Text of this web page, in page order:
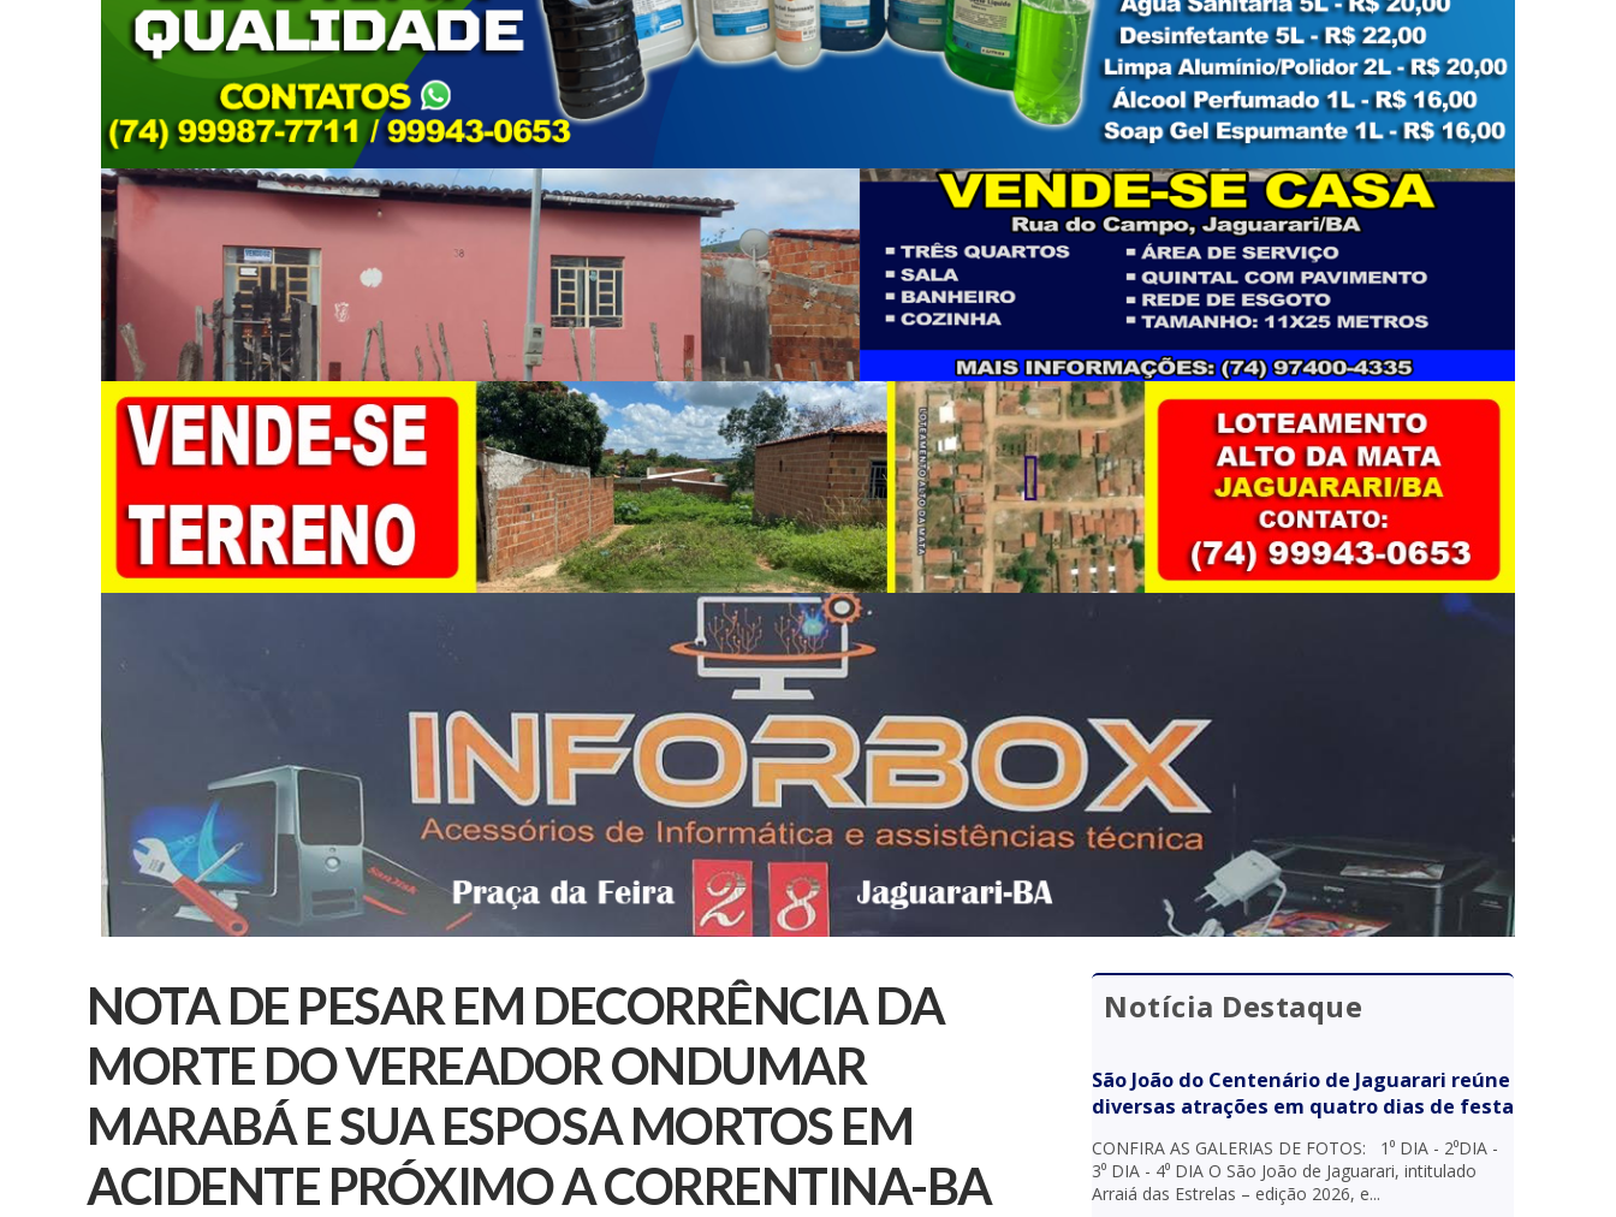
NOTA DE PESAR EM DECORRÊNCIA DA
MORTE DO VEREADOR ONDUMAR
MARABÁ E SUA ESPOSA MORTOS EM
ACIDENTE PRÓXIMO A CORRENTINA-BA
Notícia Destaque
São João do Centenário de Jaguarari reúne
diversas atrações em quatro dias de festa
CONFIRA AS GALERIAS DE FOTOS: 1⁰ DIA - 2⁰DIA -
3⁰ DIA - 4⁰ DIA O São João de Jaguarari, intitulado
Arraiá das Estrelas – edição 2026, e...